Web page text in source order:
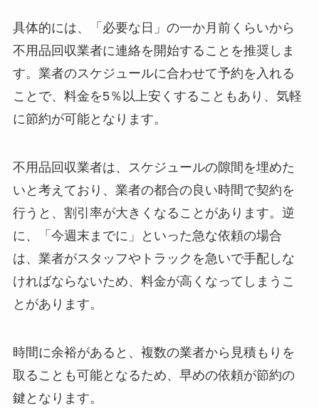
具体的には、「必要な日」の一か月前くらいから
不用品回収業者に連絡を開始することを推奨しま
す。業者のスケジュールに合わせて予約を入れる
ことで、料金を5％以上安くすることもあり、気軽
に節約が可能となります。
不用品回収業者は、スケジュールの隙間を埋めた
いと考えており、業者の都合の良い時間で契約を
行うと、割引率が大きくなることがあります。逆
に、「今週末までに」といった急な依頼の場合
は、業者がスタッフやトラックを急いで手配しな
ければならないため、料金が高くなってしまうこ
とがあります。
時間に余裕があると、複数の業者から見積もりを
取ることも可能となるため、早めの依頼が節約の
鍵となります。